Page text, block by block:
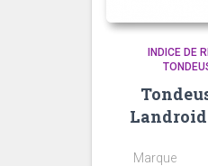
INDICE DE
Landroid
Marque